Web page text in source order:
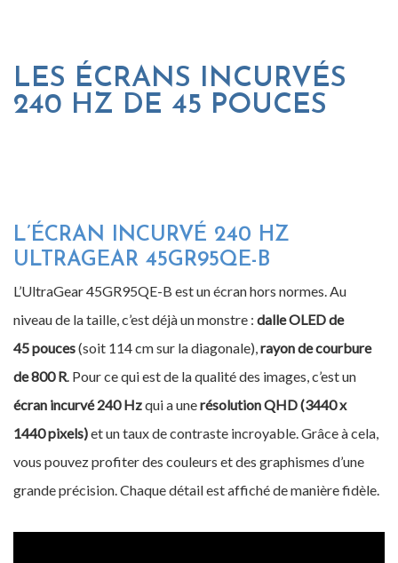
LES ÉCRANS INCURVÉS
240 HZ DE 45 POUCES
L’ÉCRAN INCURVÉ 240 HZ
ULTRAGEAR 45GR95QE-B
L’UltraGear 45GR95QE-B est un écran hors normes. Au
niveau de la taille, c’est déjà un monstre : dalle OLED de
45 pouces(soit 114 cm sur la diagonale),rayon de courbure
de 800 R. Pour ce qui est de la qualité des images, c’est un
écran incurvé 240 Hzqui a unerésolution QHD (3440 x
1440 pixels)et un taux de contraste incroyable. Grâce à cela,
vous pouvez profiter des couleurs et des graphismes d’une
grande précision. Chaque détail est affiché de manière fidèle.